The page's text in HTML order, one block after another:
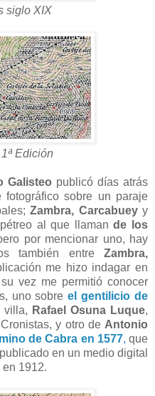
siglo XIX
Edición
Galisteo publicó días atrás
sobre un paraje
Zambra, Carcabueyy
al que llamande los
por mencionar uno, hay
también entre Zambra,
me hizo indagar en
vez me permitió conocer
uno sobreel gentilicio de
villa, Rafael Osuna Luque,
y otro de Antonio
de Cabra en 1577, que
en un medio digital
1912.